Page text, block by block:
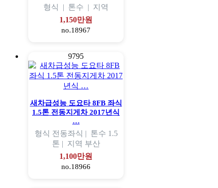
형식 | 톤수 | 지역
1,150만원
no.18967
9795
새차급성능 도요타 8FB 좌식
1.5톤 전동지게차 2017년식
…
형식 전동좌식 | 톤수 1.5
톤 | 지역 부산
1,100만원
no.18966